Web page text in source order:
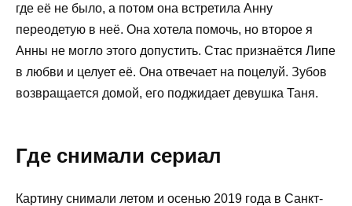
где её не было, а потом она встретила Анну
переодетую в неё. Она хотела помочь, но второе я
Анны не могло этого допустить. Стас признаётся Липе
в любви и целует её. Она отвечает на поцелуй. Зубов
возвращается домой, его поджидает девушка Таня.
Где снимали сериал
Картину снимали летом и осенью 2019 года в Санкт-